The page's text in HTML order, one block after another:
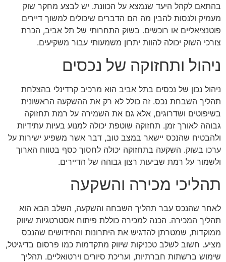
בהתאם לקהל היעד שנמצא על הכוונת. יש לבצע מחקר שוק
מעמיק ולנסות להבין מה הם הדברים שיכולים למשוך דיירים
פוטנציאליים או רוכשים. בשוק התחרותי של תל אביב, הכרת
צורכי השוק יכולה להוות יתרון משמעותי עבור משקיעים.
ניהול ותחזוקה של נכסים
ניהול נכון של נכסים בתל אביב הוא מרכיב קרדינלי בהצלחת
תהליך השבחת נכס. זה כולל לא רק את ההשקעה הראשונית
בשיפוטים ושדרוגים, אלא גם את השמירה על רמת תחזוקה
גבוהה לאורך זמן. תחזוקה שוטפת יכולה למנוע בעיות עתידיות
ולהבטיח שהנכס יישאר במצב טוב, דבר אשר משפיע ישירות על
ערכו בשוק. השקעה בתחזוקה יכולה לחסוך כסף בטווח הארוך
ולשמור על רמת שביעות רצון גבוהה של הדיירים.
תהליכי מכירה והשקעה
לאחר שהנכס עבר תהליך השבחה והשקעה, השלב הבא הוא
תהליך המכירה. הכנה למכירה כוללת פיתוח אסטרטגיות שיווק
ממוקדות, שמטרתן להדגיש את היתרונות והחידושים שהנכס
מציע. חשוב לשלב טכניקות שיווק מתקדמות כמו פרסום בדיגיטל,
שימוש ברשתות חברתיות, ועריכת סיורים וירטואליים. תהליך